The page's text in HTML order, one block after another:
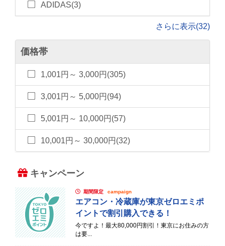
ADIDAS(3)
さらに表示(32)
価格帯
1,001円～ 3,000円(305)
3,001円～ 5,000円(94)
5,001円～ 10,000円(57)
10,001円～ 30,000円(32)
キャンペーン
期間限定 campaign
エアコン・冷蔵庫が東京ゼロエミポ
イントで割引購入できる！
今ですよ！最大80,000円割引！東京にお住みの方
は要...